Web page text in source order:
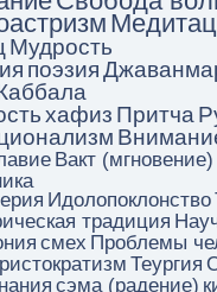
Мудрость
поэзия
хафиз Притча
Вакт (мгновение)
Идолопоклонство
традиция
смех Проблемы
Теургия
сэма (радение)